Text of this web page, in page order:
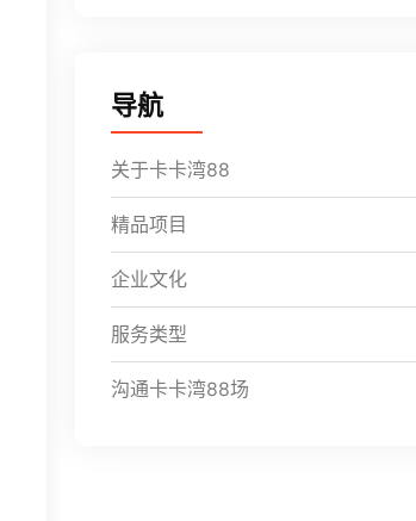
导航
关于卡卡湾88
精品项目
企业文化
服务类型
沟通卡卡湾88场